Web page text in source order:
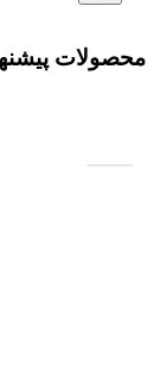
محصولات